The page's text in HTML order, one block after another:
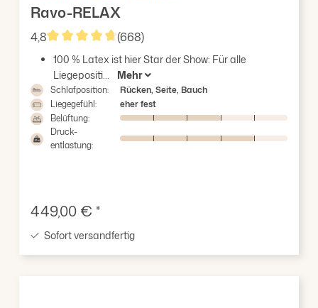
Ravo-RELAX
4,8
Durchschnittliche Bewertung von 4.84 von 5
(668)
100 % Latex ist hier Star der Show: Für alle
Liegepositi...
Mehr
Schlafposition:
Rücken, Seite, Bauch
Liegegefühl:
eher fest
Belüftung:
Druck-
entlastung:
Verkaufspreis:
449,00 € *
Sofort versandfertig